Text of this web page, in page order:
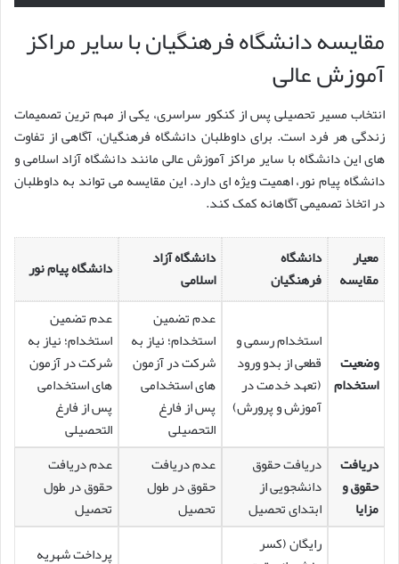
مقایسه دانشگاه فرهنگیان با سایر مراکز
آموزش عالی
انتخاب مسیر تحصیلی پس از کنکور سراسری، یکی از مهم ترین تصمیمات
زندگی هر فرد است. برای داوطلبان دانشگاه فرهنگیان، آگاهی از تفاوت
های این دانشگاه با سایر مراکز آموزش عالی مانند دانشگاه آزاد اسلامی و
دانشگاه پیام نور، اهمیت ویژه ای دارد. این مقایسه می تواند به داوطلبان
در اتخاذ تصمیمی آگاهانه کمک کند.
معیار
مقایسه
دانشگاه
فرهنگیان
دانشگاه آزاد
اسلامی
دانشگاه پیام نور
وضعیت
استخدام
استخدام رسمی و
قطعی از بدو ورود
(تعهد خدمت در
آموزش و پرورش)
عدم تضمین
استخدام؛ نیاز به
شرکت در آزمون
های استخدامی
پس از فارغ
التحصیلی
عدم تضمین
استخدام؛ نیاز به
شرکت در آزمون
های استخدامی
پس از فارغ
التحصیلی
دریافت
حقوق و
مزایا
دریافت حقوق
دانشجویی از
ابتدای تحصیل
عدم دریافت
حقوق در طول
تحصیل
عدم دریافت
حقوق در طول
تحصیل
رایگان (کسر
پرداخت شهریه